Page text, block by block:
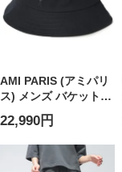
AMI PARIS (アミパリ
ス) メンズ バケットハ
ット ロゴ ワンポイン
ト バケハ Ami de
Coeur
AMUHA666AW0041
22,990円